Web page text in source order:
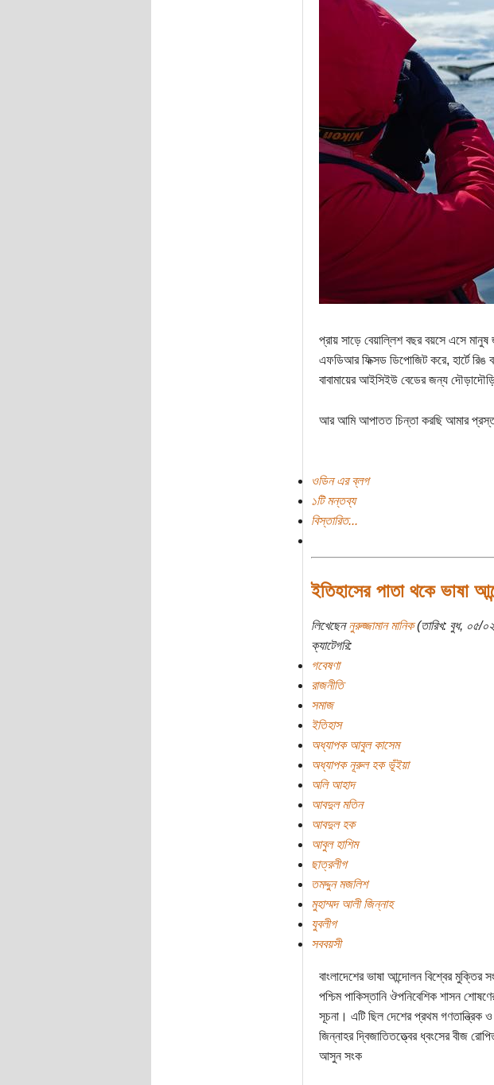
প্রায় সাড়ে বেয়াল্লিশ বছর বয়সে এসে মানুষ
এফডিআর ফিক্সড ডিপোজিট করে, হার্টে রিঙ
বাবামায়ের আইসিইউ বেডের জন্য
আর আমি আপাতত চিন্তা করছি আমার
ওডিন এর ব্লগ
১টি মন্তব্য
বিস্তারিত...
ইতিহাসের পাতা থকে ভাষা
লিখেছেননুরুজ্জামান মানিক(তারিখ: বুধ, ০৫/
ক্যাটেগরি:
গবেষণা
রাজনীতি
সমাজ
ইতিহাস
অধ্যাপক আবুল কাসেম
অধ্যাপক নূরুল হক ভূঁইয়া
অলি আহাদ
আবদুল মতিন
আবদুল হক
আবুল হাশিম
ছাত্রলীগ
তমদ্দুন মজলিশ
মুহাম্মদ আলী জিন্নাহ
যুবলীগ
সববয়সী
বাংলাদেশের ভাষা আন্দোলন বিশ্বের
পশ্চিম পাকিস্তানি ঔপনিবেশিক শাসন
সূচনা। এটি ছিল দেশের প্রথম গণতান্ত্রিক
জিন্নাহর দ্বিজাতিতত্ত্বের ধ্বংসের বীজ
আসুন সংক